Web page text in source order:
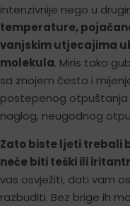
intenzivnije nego u
temperature,
vanjskim utjecajima
molekula. Miris tako
sa znojem često i
postepenog otpuštanja
naglog, neugodnog
Zato biste ljeti trebali
neće biti teški ili
vas osvježiti, dati vam
razbuditi. Bez brige ih